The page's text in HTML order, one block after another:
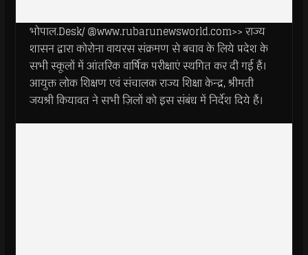
भोपाल.Desk/ @www.rubarunewsworld.com>> राज्य
शासन द्वारा कोरोना वायरस संक्रमण से बचाव के लिये प्रदेश के
सभी स्कूलों में आंतरिक वार्षिक परीक्षाएं स्थगित कर दी गई हैं।
आयुक्त लोक शिक्षण एवं संचालक राज्य शिक्षा केन्द्र, श्रीमती
जयश्री कियावत ने सभी ज़िलों को इस संबंध में निर्देश दिये हैं।